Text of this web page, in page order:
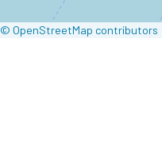
© OpenStreetMap contributors